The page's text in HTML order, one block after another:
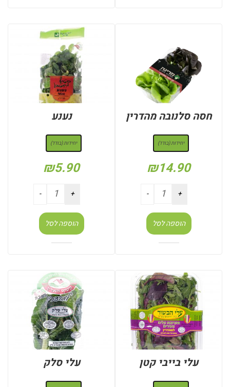
חסה סלנובה מהדרין
יחידות (בודד)
₪14.90
הוספה לסל
נענע
יחידות (בודד)
₪5.90
הוספה לסל
עלי בייבי קטן עלי סלק